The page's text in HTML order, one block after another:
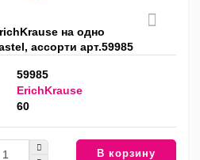
на одно
ассорти арт.59985
59985
ErichKrause
60
В корзину